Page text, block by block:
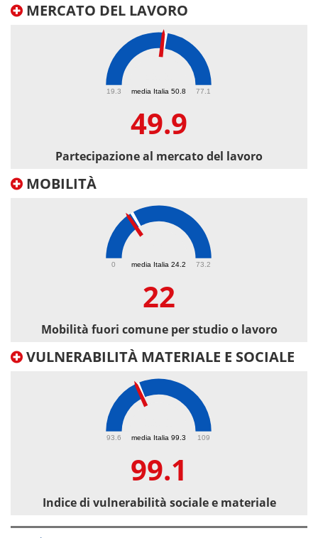
MERCATO DEL LAVORO
media Italia 50.8
19.3 77.1
49.9
Partecipazione al mercato del lavoro
MOBILITÀ
media Italia 24.2
0 73.2
22
Mobilità fuori comune per studio o lavoro
VULNERABILITÀ MATERIALE E SOCIALE
media Italia 99.3
93.6 109
99.1
Indice di vulnerabilità sociale e materiale